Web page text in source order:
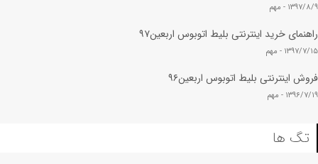
۱۳۹۷/۸/۹ - مهم
راهنمای خرید اینترنتی بلیط اتوبوس اربعین۹۷
۱۳۹۷/۷/۱۵ - مهم
فروش اینترنتی بلیط اتوبوس اربعین۹۶
۱۳۹۶/۷/۱۹ - مهم
تگ ها